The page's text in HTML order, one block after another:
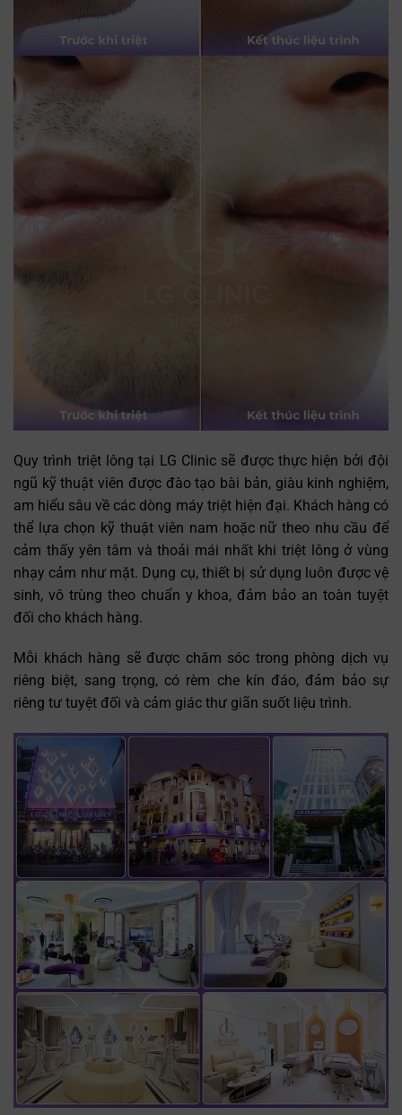
Quy trình triệt lông tại LG Clinic sẽ được thực hiện bởi đội
ngũ kỹ thuật viên được đào tạo bài bản, giàu kinh nghiệm,
am hiểu sâu về các dòng máy triệt hiện đại. Khách hàng có
thể lựa chọn kỹ thuật viên nam hoặc nữ theo nhu cầu để
cảm thấy yên tâm và thoải mái nhất khi triệt lông ở vùng
nhạy cảm như mặt. Dụng cụ, thiết bị sử dụng luôn được vệ
sinh, vô trùng theo chuẩn y khoa, đảm bảo an toàn tuyệt
đối cho khách hàng.
Mỗi khách hàng sẽ được chăm sóc trong phòng dịch vụ
riêng biệt, sang trọng, có rèm che kín đáo, đảm bảo sự
riêng tư tuyệt đối và cảm giác thư giãn suốt liệu trình.